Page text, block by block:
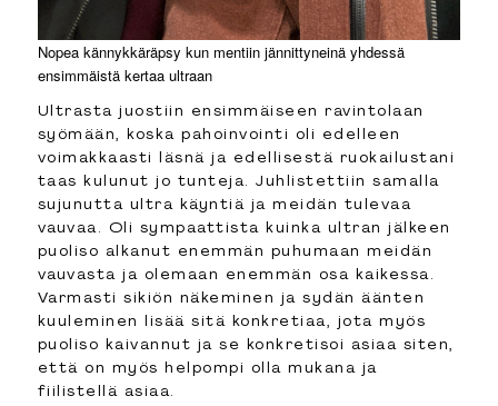
Nopea kännykkäräpsy kun mentiin jännittyneinä yhdessä
ensimmäistä kertaa ultraan
Ultrasta juostiin ensimmäiseen ravintolaan
syömään, koska pahoinvointi oli edelleen
voimakkaasti läsnä ja edellisestä ruokailustani
taas kulunut jo tunteja. Juhlistettiin samalla
sujunutta ultra käyntiä ja meidän tulevaa
vauvaa. Oli sympaattista kuinka ultran jälkeen
puoliso alkanut enemmän puhumaan meidän
vauvasta ja olemaan enemmän osa kaikessa.
Varmasti sikiön näkeminen ja sydän äänten
kuuleminen lisää sitä konkretiaa, jota myös
puoliso kaivannut ja se konkretisoi asiaa siten,
että on myös helpompi olla mukana ja
fiilistellä asiaa.